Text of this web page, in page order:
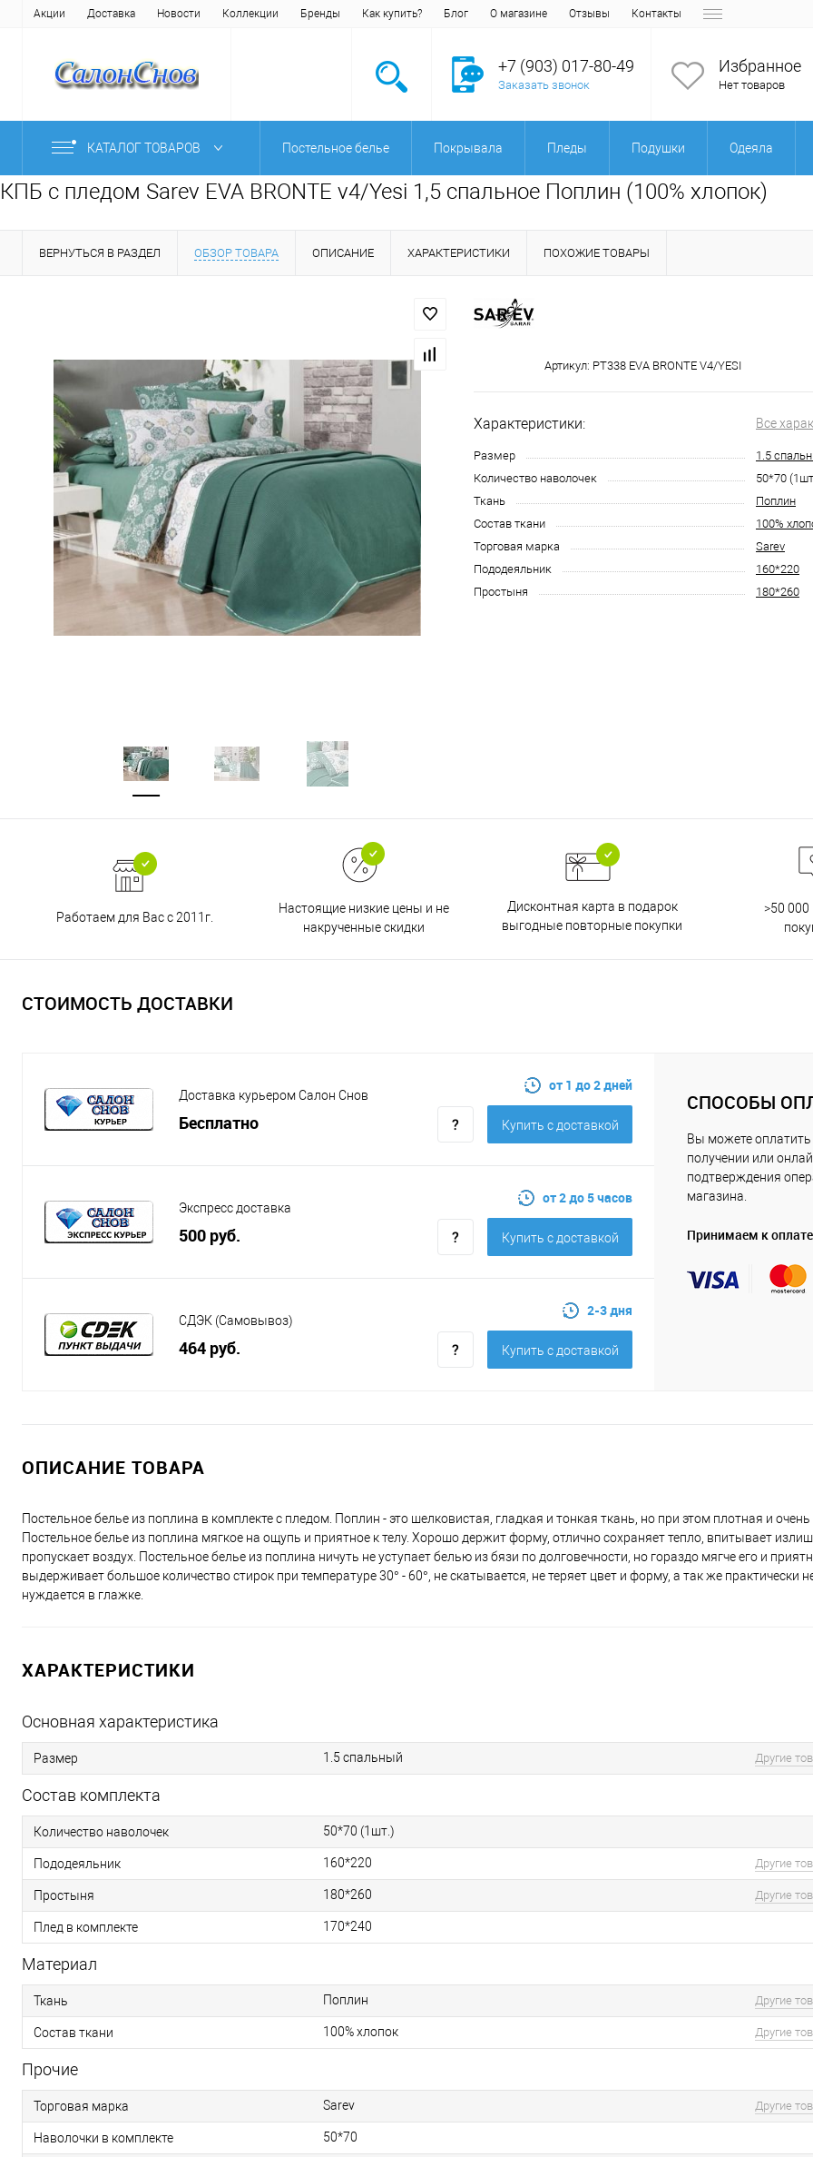
Акции Доставка Новости Коллекции Бренды Как купить? Блог О магазине Отзывы Контакты
+7 (903) 017-80-49
Заказать звонок
Избранное
Нет товаров
КАТАЛОГ ТОВАРОВ Постельное белье Покрывала Пледы Подушки Одеяла
КПБ с пледом Sarev EVA BRONTE v4/Yesi 1,5 спальное Поплин (100% хлопок)
ВЕРНУТЬСЯ В РАЗДЕЛ ОБЗОР ТОВАРА ОПИСАНИЕ ХАРАКТЕРИСТИКИ ПОХОЖИЕ ТОВАРЫ
Артикул: PT338 EVA BRONTE V4/YESI
Характеристики: Все
Размер
1.5
Количество наволочек
50*70
Ткань
Поплин
Состав ткани
100%
Торговая марка
Sarev
Пододеяльник
160*220
Простыня
180*260
Работаем для Вас с 2011г.
Настоящие низкие цены и не
накрученные скидки
Дисконтная карта в подарок
выгодные повторные покупки
>50
СТОИМОСТЬ ДОСТАВКИ
Доставка курьером Салон Снов
Бесплатно
от 1 до 2 дней
Купить c доставкой
Экспресс доставка
500 руб.
от 2 до 5 часов
Купить c доставкой
СДЭК (Самовывоз)
464 руб.
2-3 дня
Купить c доставкой
СПОСОБЫ
Вы можете оплатить
получении или
подтверждения
магазина.
Принимаем к оплате
ОПИСАНИЕ ТОВАРА
Постельное белье из поплина в комплекте с пледом. Поплин - это шелковистая, гладкая и тонкая ткань, но при этом плотная и очень
Постельное белье из поплина мягкое на ощупь и приятное к телу. Хорошо держит форму, отлично сохраняет тепло, впитывает
пропускает воздух. Постельное белье из поплина ничуть не уступает белью из бязи по долговечности, но гораздо мягче его и
выдерживает большое количество стирок при температуре 30° - 60°, не скатывается, не теряет цвет и форму, а так же практически
нуждается в глажке.
ХАРАКТЕРИСТИКИ
Основная характеристика
Размер 1.5 спальный Другие
Состав комплекта
Количество наволочек 50*70 (1шт.)
Пододеяльник 160*220 Другие
Простыня 180*260 Другие
Плед в комплекте 170*240
Материал
Ткань Поплин Другие
Состав ткани 100% хлопок Другие
Прочие
Торговая марка Sarev Другие
Наволочки в комплекте 50*70